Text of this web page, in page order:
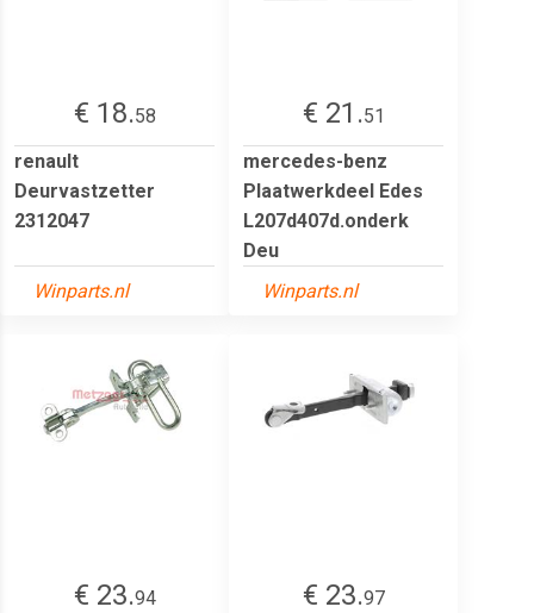
€ 18.58
renault
Deurvastzetter
2312047
Winparts.nl
€ 21.51
mercedes-benz
Plaatwerkdeel Edes
L207d407d.onderk
Deu
Winparts.nl
€ 23.94
€ 23.97